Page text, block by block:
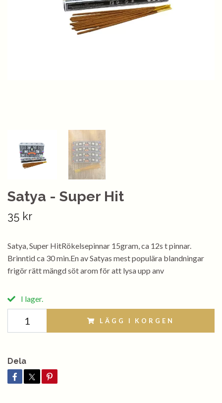
Satya - Super Hit
35 kr
Satya, Super HitRökelsepinnar 15gram, ca 12s t pinnar.
Brinntid ca 30 min.En av Satyas mest populära blandningar
frigör rätt mängd söt arom för att lysa upp anv
I lager.
LÄGG I KORGEN
Dela